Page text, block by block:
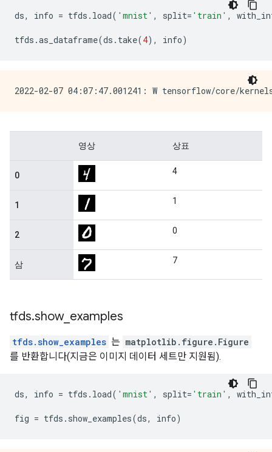
ds, info = tfds . load( 'mnist' , split= 'train' ,
tfds .as_dataframe(ds . take(4), info)
tfds.show_ examples
tfds.show_examples 는 matplotlib.figure.Figure
를 반환합니다(지금은 이미지 데이터 세트만 지원됨).
ds, info = tfds . load( 'mnist' , split= 'train' ,
fig = tfds . show_examples(ds, info)